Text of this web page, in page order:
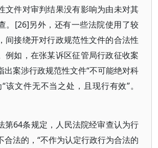
文件对审判结果没有影响为由未对其
。[26]另外，还有一些法院使用了较
间接绕开对行政规范性文件的合法性
例如，在张某诉区征管局行政征收案
出案涉行政规范性文件“不可能绝对科
该文件无不当之处，且现行有效”。
第64条规定，人民法院经审查认为行
合法的，“不作为认定行政行为合法的